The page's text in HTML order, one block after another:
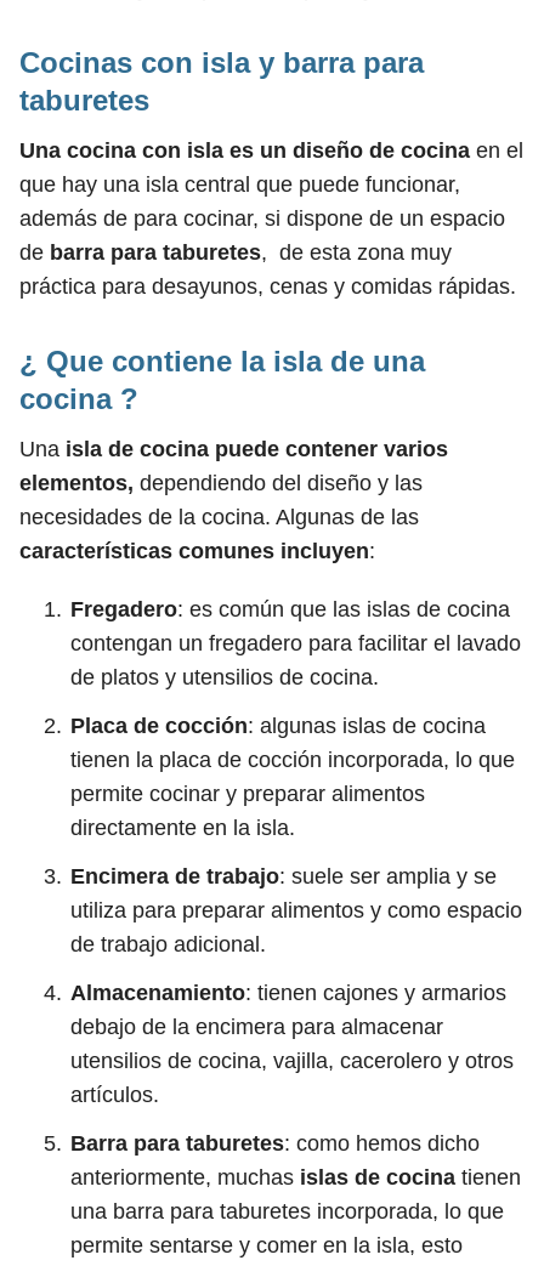
Cocinas con isla y barra para
taburetes
Una cocina con isla es un diseño de cocina en el
que hay una isla central que puede funcionar,
además de para cocinar, si dispone de un espacio
de barra para taburetes, de esta zona muy
práctica para desayunos, cenas y comidas rápidas.
¿ Que contiene la isla de una
cocina ?
Una isla de cocina puede contener varios
elementos, dependiendo del diseño y las
necesidades de la cocina. Algunas de las
características comunes incluyen:
Fregadero: es común que las islas de cocina
contengan un fregadero para facilitar el lavado
de platos y utensilios de cocina.
Placa de cocción: algunas islas de cocina
tienen la placa de cocción incorporada, lo que
permite cocinar y preparar alimentos
directamente en la isla.
Encimera de trabajo: suele ser amplia y se
utiliza para preparar alimentos y como espacio
de trabajo adicional.
Almacenamiento: tienen cajones y armarios
debajo de la encimera para almacenar
utensilios de cocina, vajilla, cacerolero y otros
artículos.
Barra para taburetes: como hemos dicho
anteriormente, muchas islas de cocina tienen
una barra para taburetes incorporada, lo que
permite sentarse y comer en la isla, esto